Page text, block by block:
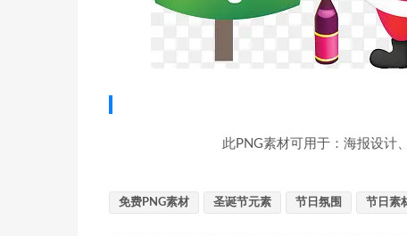
此PNG素材可用于：海报设计
免费PNG素材 圣诞节元素 节日氛围 节日素